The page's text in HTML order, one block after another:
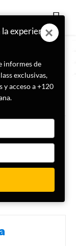
contra el
en línea?
experiencia
informes de
exclusivas,
y acceso a +120